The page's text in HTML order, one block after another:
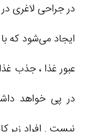
در جراحی لاغری
ایجاد می‌شود که
عبور غذا ، جذب
در پی خواهد